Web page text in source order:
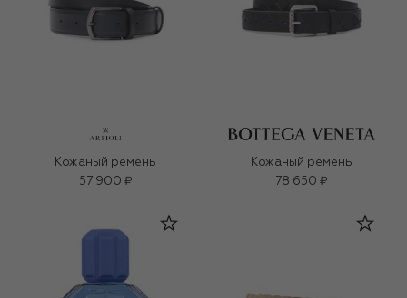
Кожаный ремень
57 900 ₽
Кожаный ремень
78 650 ₽